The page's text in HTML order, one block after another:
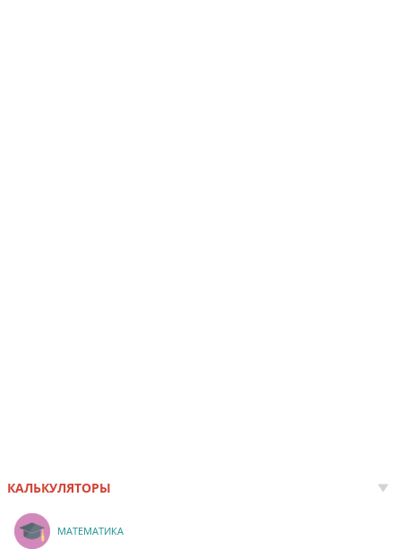
КАЛЬКУЛЯТОРЫ
МАТЕМАТИКА